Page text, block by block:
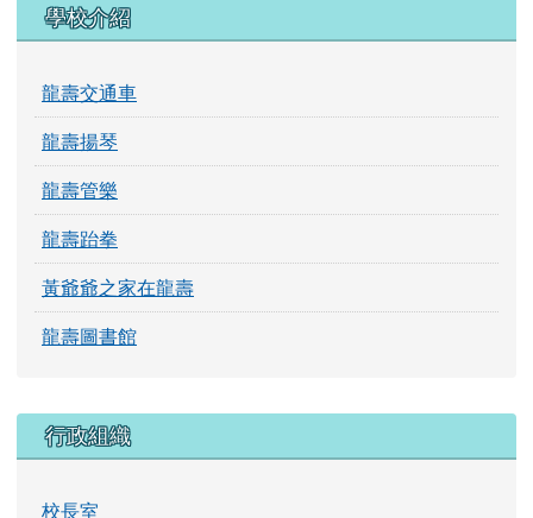
學校介紹
龍壽交通車
龍壽揚琴
龍壽管樂
龍壽跆拳
黃爺爺之家在龍壽
龍壽圖書館
行政組織
校長室